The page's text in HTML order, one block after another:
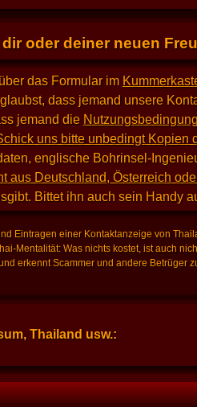
oder deiner neuen
das Formular im
dass jemand unsere
jemand die
uns bitte unbedingt Kopien
englische Bohrinsel-
aus Deutschland, Österreich
Bittet ihn auch sein Handy
Eintragen einer Kontaktanzeige von
Mentalität: Was nichts kostet, ist auch
erkennt Scammer und andere Betrüger
Thailand usw.: